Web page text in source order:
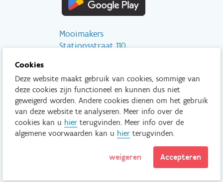
Mooimakers
Stationsstraat 110
info@mooimakers.be
015 28 41 56
Tenzij anders vermeld is het niet toegestaan om inhoud van deze
website te kopiëren, reproduceren, aan te passen en/of onder
een andere vorm te publiceren zonder voorafgaand en
uitdrukkelijk akkoord van Mooimakers.
© Mooimakers.be 2026
Cookies
Deze website maakt gebruik van cookies, sommige van
deze cookies zijn functioneel en kunnen dus niet
geweigerd worden. Andere cookies dienen om het gebruik
van deze website te analyseren. Meer info over de
cookies kan u hier terugvinden. Meer info over de
algemene voorwaarden kan u hier terugvinden.
weigeren Accepteren